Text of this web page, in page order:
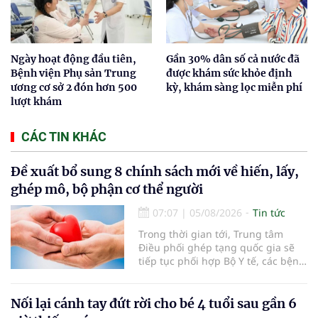
Ngày hoạt động đầu tiên,
Bệnh viện Phụ sản Trung
ương cơ sở 2 đón hơn 500
lượt khám
Gần 30% dân số cả nước đã
được khám sức khỏe định
kỳ, khám sàng lọc miễn phí
CÁC TIN KHÁC
Đề xuất bổ sung 8 chính sách mới về hiến, lấy,
ghép mô, bộ phận cơ thể người
07:07 | 05/08/2026
Tin tức
Trong thời gian tới, Trung tâm
Điều phối ghép tạng quốc gia sẽ
tiếp tục phối hợp Bộ Y tế, các bệnh
cường truyền thông, hoàn thiện
quy trình chuyên môn và hệ thống
Nối lại cánh tay đứt rời cho bé 4 tuổi sau gần 6